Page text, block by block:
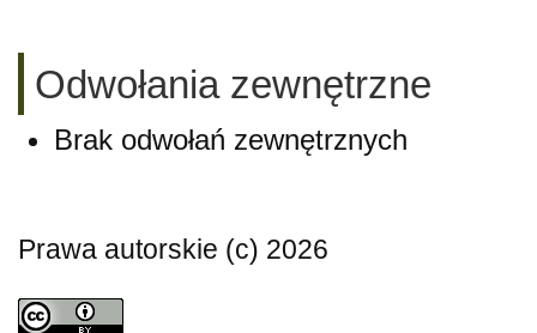
Odwołania zewnętrzne
Brak odwołań zewnętrznych
Prawa autorskie (c) 2026